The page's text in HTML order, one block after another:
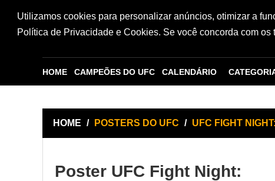
Utilizamos cookies para personalizar anúncios, otimizar a
Política de Privacidade e Cookies. Se você concorda com os
HOME CAMPEÕES DO UFC CALENDÁRIO
HOME / POSTERS DO UFC / UFC FIGHT
Poster UFC Fight Night: